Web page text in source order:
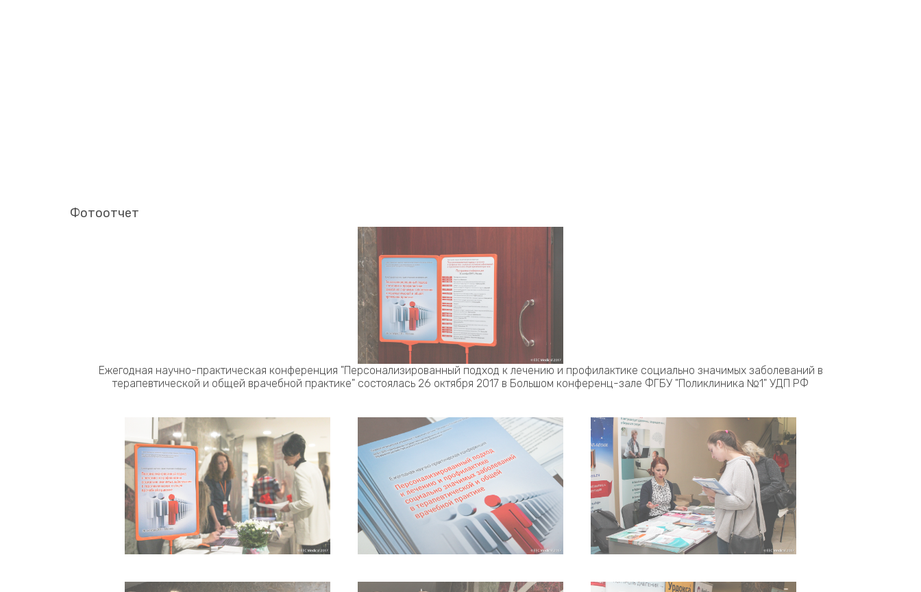
Фотоотчет
Ежегодная научно-практическая конференция "Персонализированный подход к лечению и профилактике социально значимых заболеваний в
терапевтической и общей врачебной практике" состоялась 26 октября 2017 в Большом конференц-зале ФГБУ "Поликлиника №1" УДП РФ